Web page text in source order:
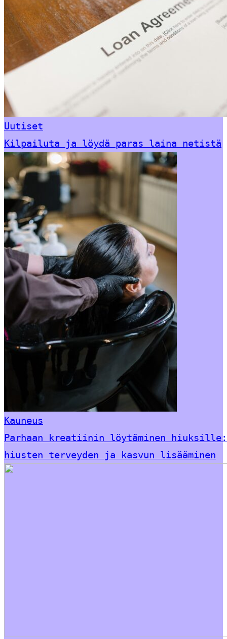
Uutiset
Kilpailuta ja löydä paras laina netistä
Kauneus
Parhaan kreatiinin löytäminen hiuksille:
hiusten terveyden ja kasvun lisääminen